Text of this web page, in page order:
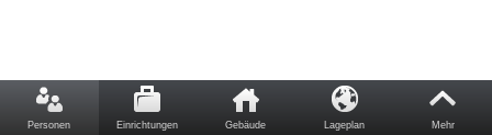
Personen Einrichtungen Gebäude Lageplan Mehr